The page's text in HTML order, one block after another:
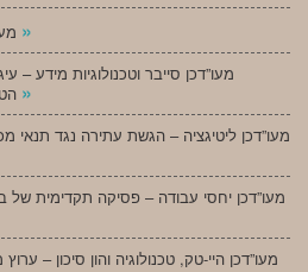
»
מעו”דכן סייבר וטכנולוגיות מידע –
»
מעו”דכן ליטיגציה – הגשת עתירה נגד
מעו”דכן יחסי עבודה – פסיקה תקדימית של
מעו”דכן היי-טק, טכנולוגיה והון סיכון –